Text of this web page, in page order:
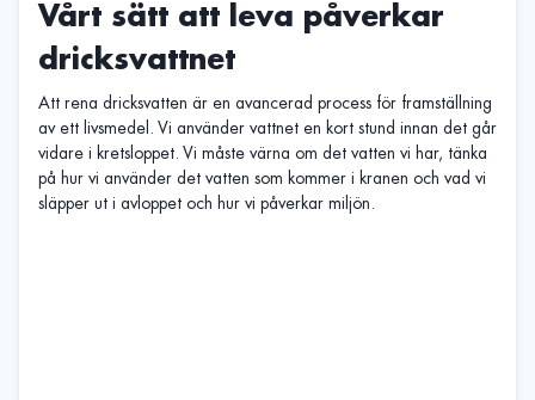
Vårt sätt att leva påverkar
dricksvattnet
Att rena dricksvatten är en avancerad process för framställning
av ett livsmedel. Vi använder vattnet en kort stund innan det går
vidare i kretsloppet. Vi måste värna om det vatten vi har, tänka
på hur vi använder det vatten som kommer i kranen och vad vi
släpper ut i avloppet och hur vi påverkar miljön.